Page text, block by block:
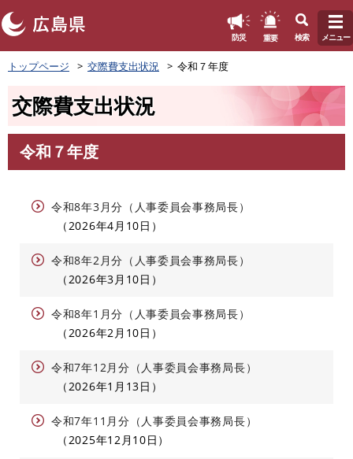
ペ
ー
頭
す
防災 重要 検索 メニュー
トップページ 交際費支出状況 令和７年度
交際費支出状況
文
令和７年度
令和8年3月分（人事委員会事務局長）
2026年4月10日
令和8年2月分（人事委員会事務局長）
2026年3月10日
令和8年1月分（人事委員会事務局長）
2026年2月10日
令和7年12月分（人事委員会事務局長）
2026年1月13日
令和7年11月分（人事委員会事務局長）
2025年12月10日